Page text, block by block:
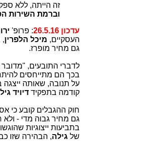
זה הייתה, ללא
וברמת השירות
עדכון 26.5.16
: פרופ'
העסקיים, מיכל הלפרין,
גם מחיר מופרז.
לדברי התובעים,
בכך הם מתייחסים
על תנובה, שאותה
קודמה בתפקידדיויד
חוק ההגבלים קובע כי
גם מחיר גבוה מדי -
בתביעות ייצוגיות
של גילה, הבהירה שזו